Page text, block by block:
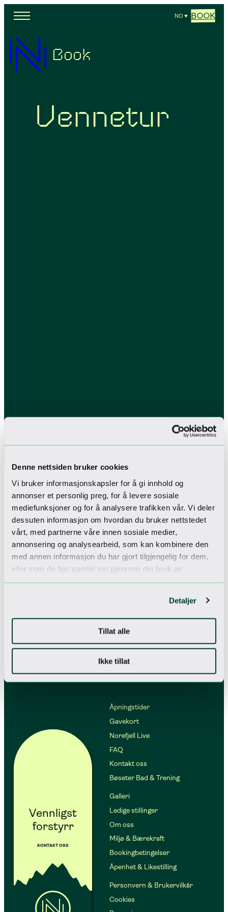
Denne nettsiden bruker cookies
Vi bruker informasjonskapsler for å gi innhold og
annonser et personlig preg, for å levere sosiale
mediefunksjoner og for å analysere trafikken vår. Vi deler
dessuten informasjon om hvordan du bruker nettstedet
vårt, med partnerne våre innen sosiale medier,
annonsering og analysearbeid, som kan kombinere den
med annen informasjon du har gjort tilgjengelig for dem,
eller som de har samlet inn gjennom din bruk av
tjenestene deres.
Detaljer
Tillat alle
Ikke tillat
NO ▼ BOOK
Book
Vennetur
Sjekk inn til
Vårt nyhetsbrev
Få unike tilbud
Vennligst
forstyrr
KONTAKT OSS
Åpningstider
Gavekort
Norefjell Live
FAQ
Kontakt oss
Bøseter Bad & Trening
Galleri
Ledige stillinger
Om oss
Miljø & Bærekraft
Bookingbetingelser
Åpenhet & Likestilling
Personvern & Brukervilkår
Cookies